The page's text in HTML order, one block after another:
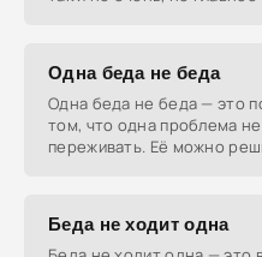
Одна беда не беда
Одна беда не беда — это
том, что одна проблема
переживать. Её можно
Беда не ходит одна